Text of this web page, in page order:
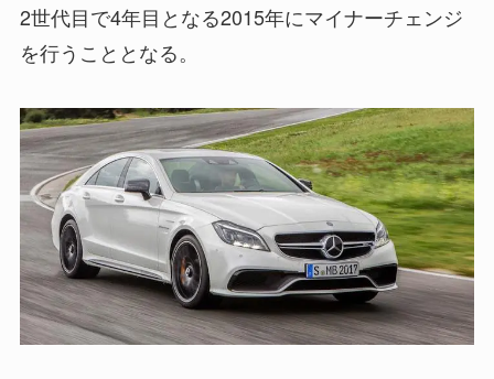
2世代目で4年目となる2015年にマイナーチェンジ
を行うこととなる。